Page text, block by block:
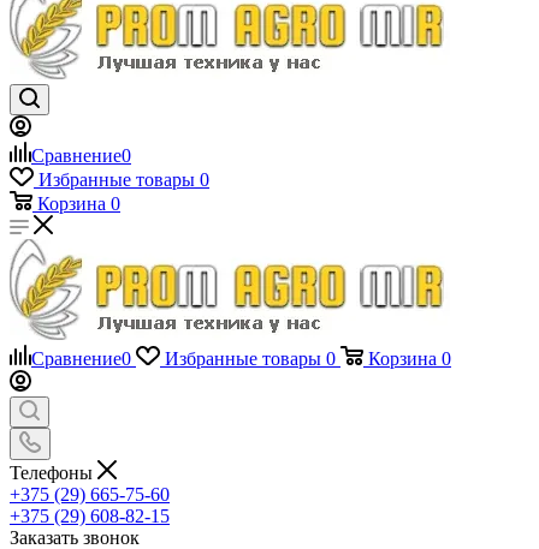
Сравнение0
Избранные товары 0
Корзина 0
Сравнение0 Избранные товары 0 Корзина 0
Телефоны
+375 (29) 665-75-60
+375 (29) 608-82-15
Заказать звонок